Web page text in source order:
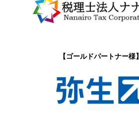
【ゴールドパートナー様】